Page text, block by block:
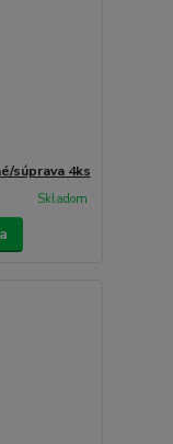
súprava 4ks
Skladom